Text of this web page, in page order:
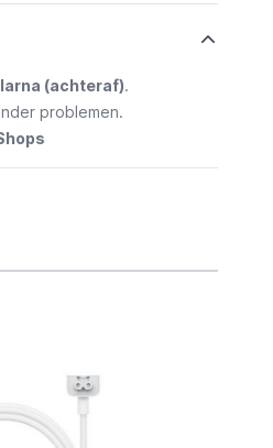
(achteraf).
problemen.